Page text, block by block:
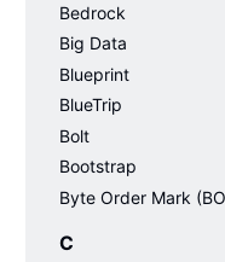
Bedrock
Big Data
Blueprint
BlueTrip
Bolt
Bootstrap
Byte Order Mark
C